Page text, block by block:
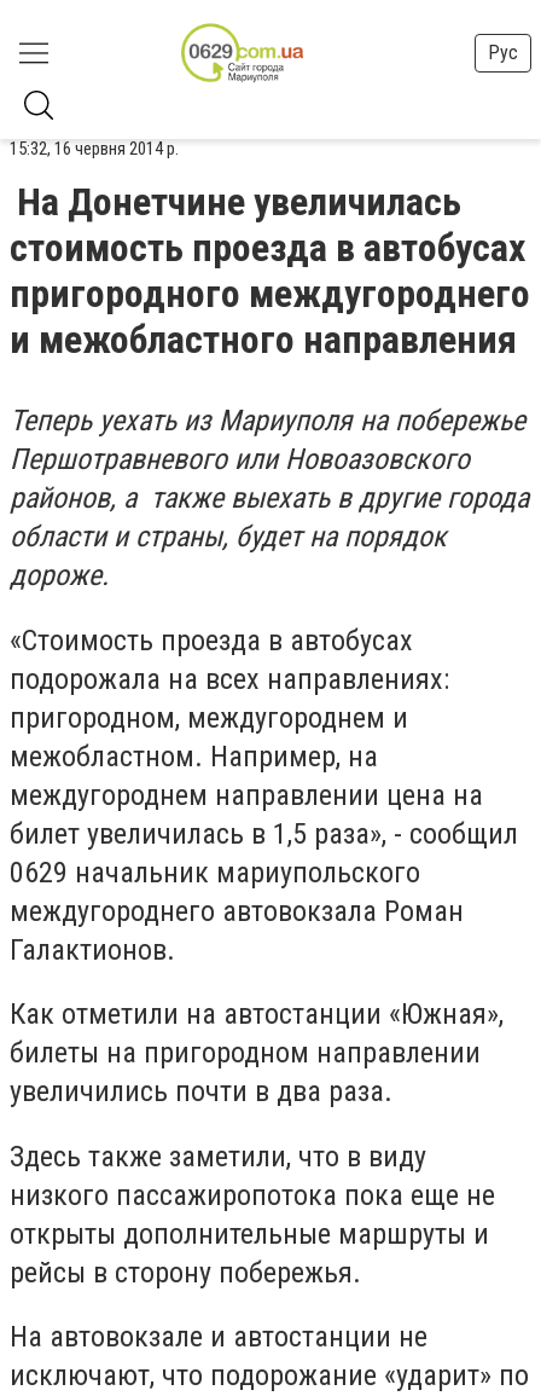
Рус
15:32, 16 червня 2014 р.
На Донетчине увеличилась
стоимость проезда в автобусах
пригородного междугороднего
и межобластного направления
Теперь уехать из Мариуполя на побережье
Першотравневого или Новоазовского
районов, а также выехать в другие города
области и страны, будет на порядок
дороже.
«Стоимость проезда в автобусах
подорожала на всех направлениях:
пригородном, междугороднем и
межобластном. Например, на
междугороднем направлении цена на
билет увеличилась в 1,5 раза», - сообщил
0629 начальник мариупольского
междугороднего автовокзала Роман
Галактионов.
Как отметили на автостанции «Южная»,
билеты на пригородном направлении
увеличились почти в два раза.
Здесь также заметили, что в виду
низкого пассажиропотока пока еще не
открыты дополнительные маршруты и
рейсы в сторону побережья.
На автовокзале и автостанции не
исключают, что подорожание «ударит» по